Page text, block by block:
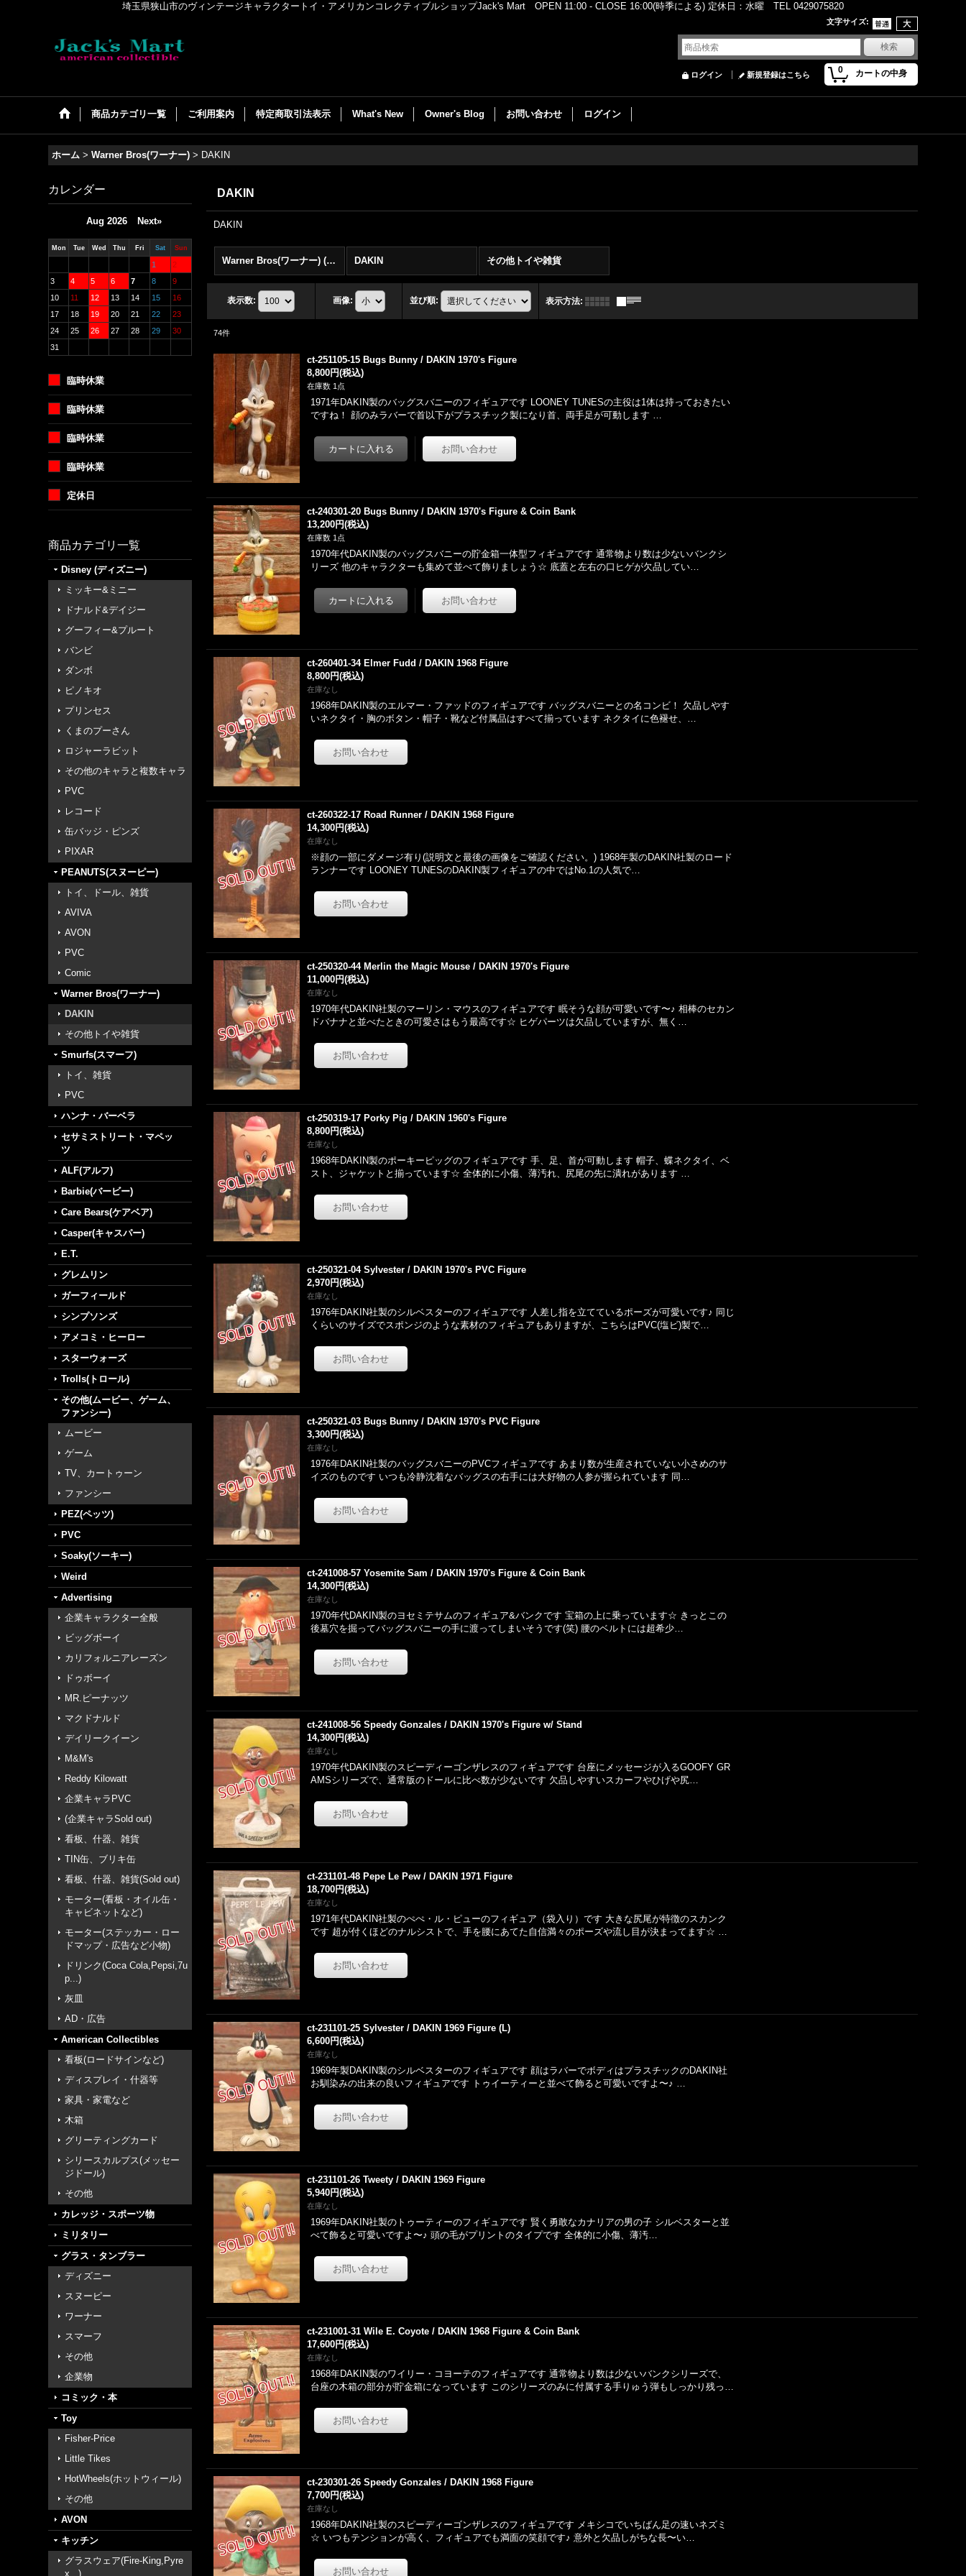
埼玉県狭山市のヴィンテージキャラクタートイ・アメリカンコレクティブルショップJack's Mart OPEN 11:00 - CLOSE 16:00(時季による) 定休日：水曜 TEL 0429075820
文字サイズ:
0 カートの中身
ログイン 新規登録はこちら
商品カテゴリ一覧 ご利用案内 特定商取引法表示 What's New Owner's Blog お問い合わせ ログイン
ホーム > Warner Bros(ワーナー) > DAKIN
カレンダー
Aug 2026 Next»
Mon Tue Wed Thu Fri Sat Sun
1
2
3
4 5 6 7 8
9
10
11 12 13 14 15
16
17
18 19 20 21 22
23
24
25 26 27 28 29
30
31
臨時休業
臨時休業
臨時休業
臨時休業
定休日
商品カテゴリ一覧
Disney (ディズニー)
ミッキー&ミニー
ドナルド&デイジー
グーフィー&プルート
バンビ
ダンボ
ピノキオ
プリンセス
くまのプーさん
ロジャーラビット
その他のキャラと複数キャラ
PVC
レコード
缶バッジ・ピンズ
PIXAR
PEANUTS(スヌーピー)
トイ、ドール、雑貨
AVIVA
AVON
PVC
Comic
Warner Bros(ワーナー)
DAKIN
その他トイや雑貨
Smurfs(スマーフ)
トイ、雑貨
PVC
ハンナ・バーベラ
セサミストリート・マペッ
ツ
ALF(アルフ)
Barbie(バービー)
Care Bears(ケアベア)
Casper(キャスパー)
E.T.
グレムリン
ガーフィールド
シンプソンズ
アメコミ・ヒーロー
スターウォーズ
Trolls(トロール)
その他(ムービー、ゲーム、
ファンシー)
ムービー
ゲーム
TV、カートゥーン
ファンシー
PEZ(ペッツ)
PVC
Soaky(ソーキー)
Weird
Advertising
企業キャラクター全般
ビッグボーイ
カリフォルニアレーズン
ドゥボーイ
MR.ピーナッツ
マクドナルド
デイリークイーン
M&M's
Reddy Kilowatt
企業キャラPVC
(企業キャラSold out)
看板、什器、雑貨
TIN缶、ブリキ缶
看板、什器、雑貨(Sold out)
モーター(看板・オイル缶・
キャビネットなど)
モーター(ステッカー・ロー
ドマップ・広告など小物)
ドリンク(Coca Cola,Pepsi,7u
p...)
灰皿
AD・広告
American Collectibles
看板(ロードサインなど)
ディスプレイ・什器等
家具・家電など
木箱
グリーティングカード
シリースカルプス(メッセー
ジドール)
その他
カレッジ・スポーツ物
ミリタリー
グラス・タンブラー
ディズニー
スヌーピー
ワーナー
スマーフ
その他
企業物
コミック・本
Toy
Fisher-Price
Little Tikes
HotWheels(ホットウィール)
その他
AVON
キッチン
グラスウェア(Fire-King,Pyre
x...)
DAKIN
DAKIN
Warner Bros(ワーナー) (全商品) DAKIN その他トイや雑貨
表示数: 画像: 並び順: 表示方法:
74件
ct-251105-15 Bugs Bunny / DAKIN 1970's Figure
8,800円(税込)
在庫数 1点
1971年DAKIN製のバッグスバニーのフィギュアです LOONEY TUNESの主役は1体は持っておきたい
ですね！ 顔のみラバーで首以下がプラスチック製になり首、両手足が可動します …
ct-240301-20 Bugs Bunny / DAKIN 1970's Figure & Coin Bank
13,200円(税込)
在庫数 1点
1970年代DAKIN製のバッグスバニーの貯金箱一体型フィギュアです 通常物より数は少ないバンクシ
リーズ 他のキャラクターも集めて並べて飾りましょう☆ 底蓋と左右の口ヒゲが欠品してい…
ct-260401-34 Elmer Fudd / DAKIN 1968 Figure
8,800円(税込)
在庫なし
1968年DAKIN製のエルマー・ファッドのフィギュアです バッグスバニーとの名コンビ！ 欠品しやす
いネクタイ・胸のボタン・帽子・靴など付属品はすべて揃っています ネクタイに色褪せ、…
ct-260322-17 Road Runner / DAKIN 1968 Figure
14,300円(税込)
在庫なし
※顔の一部にダメージ有り(説明文と最後の画像をご確認ください。) 1968年製のDAKIN社製のロード
ランナーです LOONEY TUNESのDAKIN製フィギュアの中ではNo.1の人気で…
ct-250320-44 Merlin the Magic Mouse / DAKIN 1970's Figure
11,000円(税込)
在庫なし
1970年代DAKIN社製のマーリン・マウスのフィギュアです 眠そうな顔が可愛いです〜♪ 相棒のセカン
ドバナナと並べたときの可愛さはもう最高です☆ ヒゲパーツは欠品していますが、無く…
ct-250319-17 Porky Pig / DAKIN 1960's Figure
8,800円(税込)
在庫なし
1968年DAKIN製のポーキーピッグのフィギュアです 手、足、首が可動します 帽子、蝶ネクタイ、ベ
スト、ジャケットと揃っています☆ 全体的に小傷、薄汚れ、尻尾の先に潰れがあります …
ct-250321-04 Sylvester / DAKIN 1970's PVC Figure
2,970円(税込)
在庫なし
1976年DAKIN社製のシルベスターのフィギュアです 人差し指を立てているポーズが可愛いです♪ 同じ
くらいのサイズでスポンジのような素材のフィギュアもありますが、こちらはPVC(塩ビ)製で…
ct-250321-03 Bugs Bunny / DAKIN 1970's PVC Figure
3,300円(税込)
在庫なし
1976年DAKIN社製のバッグスバニーのPVCフィギュアです あまり数が生産されていない小さめのサ
イズのものです いつも冷静沈着なバッグスの右手には大好物の人参が握られています 同…
ct-241008-57 Yosemite Sam / DAKIN 1970's Figure & Coin Bank
14,300円(税込)
在庫なし
1970年代DAKIN製のヨセミテサムのフィギュア&バンクです 宝箱の上に乗っています☆ きっとこの
後墓穴を掘ってバッグスバニーの手に渡ってしまいそうです(笑) 腰のベルトには超希少…
ct-241008-56 Speedy Gonzales / DAKIN 1970's Figure w/ Stand
14,300円(税込)
在庫なし
1970年代DAKIN製のスピーディーゴンザレスのフィギュアです 台座にメッセージが入るGOOFY GR
AMSシリーズで、通常版のドールに比べ数が少ないです 欠品しやすいスカーフやひげや尻…
ct-231101-48 Pepe Le Pew / DAKIN 1971 Figure
18,700円(税込)
在庫なし
1971年代DAKIN社製のぺぺ・ル・ピューのフィギュア（袋入り）です 大きな尻尾が特徴のスカンク
です 超が付くほどのナルシストで、手を腰にあてた自信満々のポーズや流し目が決まってます☆ …
ct-231101-25 Sylvester / DAKIN 1969 Figure (L)
6,600円(税込)
在庫なし
1969年製DAKIN製のシルベスターのフィギュアです 顔はラバーでボディはプラスチックのDAKIN社
お馴染みの出来の良いフィギュアです トゥイーティーと並べて飾ると可愛いですよ〜♪ …
ct-231101-26 Tweety / DAKIN 1969 Figure
5,940円(税込)
在庫なし
1969年DAKIN社製のトゥーティーのフィギュアです 賢く勇敢なカナリアの男の子 シルベスターと並
べて飾ると可愛いですよ〜♪ 頭の毛がプリントのタイプです 全体的に小傷、薄汚…
ct-231001-31 Wile E. Coyote / DAKIN 1968 Figure & Coin Bank
17,600円(税込)
在庫なし
1968年DAKIN製のワイリー・コヨーテのフィギュアです 通常物より数は少ないバンクシリーズで、
台座の木箱の部分が貯金箱になっています このシリーズのみに付属する手りゅう弾もしっかり残っ…
ct-230301-26 Speedy Gonzales / DAKIN 1968 Figure
7,700円(税込)
在庫なし
1968年DAKIN社製のスピーディーゴンザレスのフィギュアです メキシコでいちばん足の速いネズミ
☆ いつもテンションが高く、フィギュアでも満面の笑顔です♪ 意外と欠品しがちな長〜い…